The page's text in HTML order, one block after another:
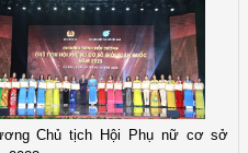
Chủ tịch Hội Phụ nữ cơ sở